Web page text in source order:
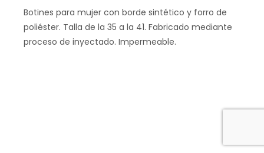
Botines para mujer con borde sintético y forro de
poliéster. Talla de la 35 a la 41. Fabricado mediante
proceso de inyectado. Impermeable.